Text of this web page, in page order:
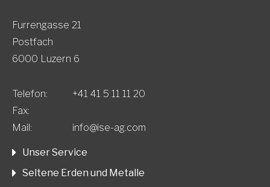
Furrengasse 21
Postfach
6000 Luzern 6
Telefon:
+41 41 5 11 11 20
Fax:
Mail:
info@ise-ag.com
Unser Service
Seltene Erden und Metalle